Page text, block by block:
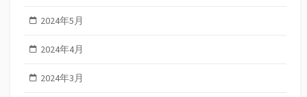
2024年5月
2024年4月
2024年3月